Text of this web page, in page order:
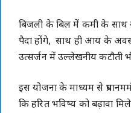
बिजली के बिल में कमी के साथ
पैदा होंगे, साथ ही आय के
उत्सर्जन में उल्लेखनीय कटौती
इस योजना के माध्यम से
कि हरित भविष्य को बढ़ावा